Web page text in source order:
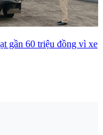
gần 60 triệu đồng vì xe